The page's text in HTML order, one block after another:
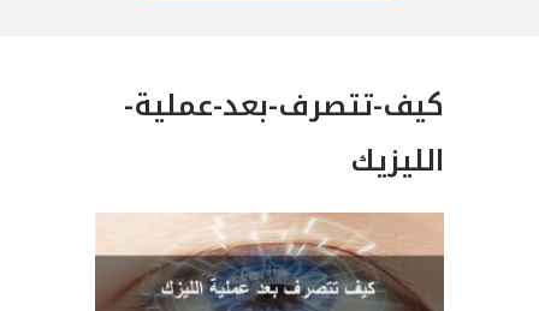
كيف-تتصرف-بعد-عملية-
الليزيك